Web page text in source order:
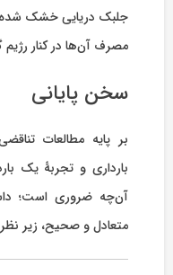
جلبک دریایی خشک شده،
مصرف آن‌ها در کنار
سخن پایانی
بر پایه مطالعات
بارداری و تجربۀ یک
آن‌چه ضروری است؛
متعادل و صحیح، زیر